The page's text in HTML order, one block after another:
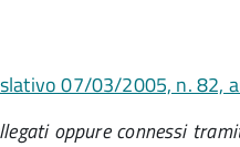
07/03/2005, n. 82,
oppure connessi